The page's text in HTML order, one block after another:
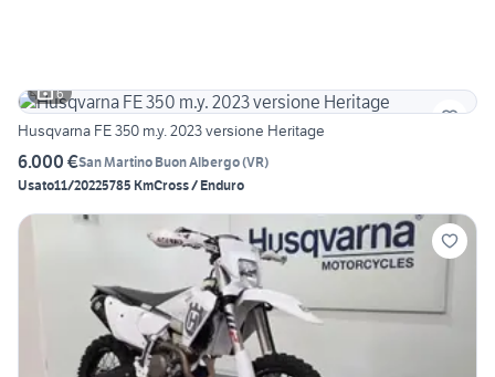
6
Husqvarna FE 350 m.y. 2023 versione Heritage
6.000 €San Martino Buon Albergo(VR)
Usato11/20225785 KmCross / Enduro